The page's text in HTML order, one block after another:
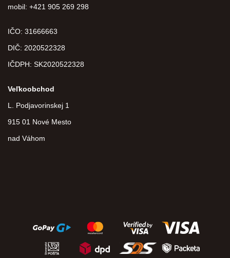
mobil: +421 905 269 298
IČO: 31666663
DIČ: 2020522328
IČDPH: SK2020522328
Veľkoobchod
L. Podjavorinskej 1
915 01 Nové Mesto
nad Váhom